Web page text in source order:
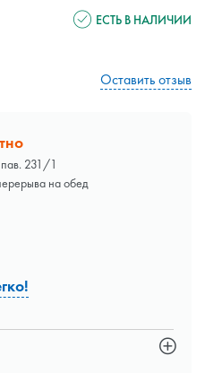
ЕСТЬ В НАЛИЧИИ
Оставить отзыв
231/1
на обед